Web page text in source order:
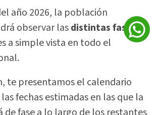
año 2026, la población
observar lasdistintas fases
a simple vista en todo el
te presentamos el calendario
fechas estimadas en las que la